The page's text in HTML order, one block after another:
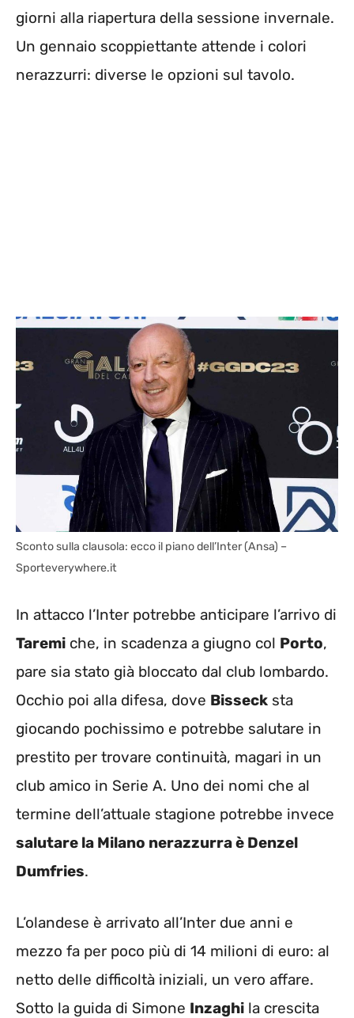
giorni alla riapertura della sessione invernale.
Un gennaio scoppiettante attende i colori
nerazzurri: diverse le opzioni sul tavolo.
Sconto sulla clausola: ecco il piano dell’Inter (Ansa) –
Sporteverywhere.it
In attacco l’Inter potrebbe anticipare l’arrivo di
Taremi che, in scadenza a giugno col Porto,
pare sia stato già bloccato dal club lombardo.
Occhio poi alla difesa, dove Bisseck sta
giocando pochissimo e potrebbe salutare in
prestito per trovare continuità, magari in un
club amico in Serie A. Uno dei nomi che al
termine dell’attuale stagione potrebbe invece
salutare la Milano nerazzurra è Denzel
Dumfries.
L’olandese è arrivato all’Inter due anni e
mezzo fa per poco più di 14 milioni di euro: al
netto delle difficoltà iniziali, un vero affare.
Sotto la guida di Simone Inzaghi la crescita